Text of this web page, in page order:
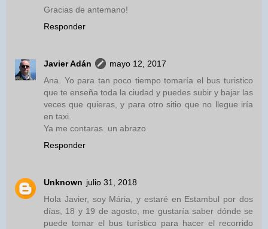
Gracias de antemano!
Responder
Javier Adán
mayo 12, 2017
Ana. Yo para tan poco tiempo tomaría el bus turistico
que te enseña toda la ciudad y puedes subir y bajar las
veces que quieras, y para otro sitio que no llegue iría
en taxi.
Ya me contaras. un abrazo
Responder
Unknown julio 31, 2018
Hola Javier, soy Mária, y estaré en Estambul por dos
días, 18 y 19 de agosto, me gustaría saber dónde se
puede tomar el bus turístico para hacer el recorrido